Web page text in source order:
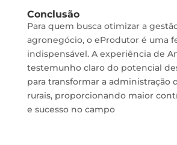
Conclusão
Para quem busca otimizar a
agronegócio, o eProdutor é uma
indispensável. A experiência de
testemunho claro do potencial
para transformar a administração
rurais, proporcionando maior
e sucesso no campo